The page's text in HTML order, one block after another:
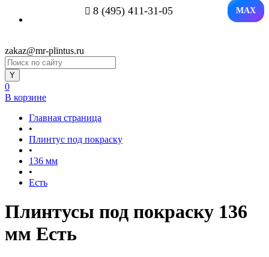
8 (495) 411-31-05 MAX
zakaz@mr-plintus.ru
0
В корзине
Главная страница
•
Плинтус под покраску
•
136 мм
•
Есть
Плинтусы под покраску 136
мм Есть